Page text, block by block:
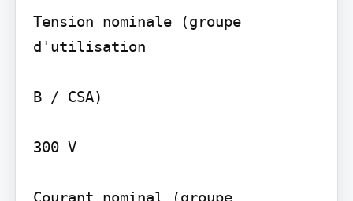
Tension nominale (groupe
d'utilisation
B / CSA)
300 V
Courant nominal (groupe